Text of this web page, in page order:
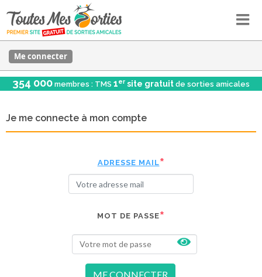
Me connecter
354 000 membres : TMS 1er site gratuit de sorties amicales
Je me connecte à mon compte
ADRESSE MAIL
MOT DE PASSE
ME CONNECTER